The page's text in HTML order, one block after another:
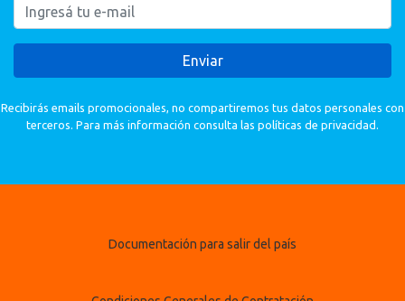
Enviar
Recibirás emails promocionales, no compartiremos tus datos personales con
terceros. Para más información consulta las políticas de privacidad.
Documentación para salir del país